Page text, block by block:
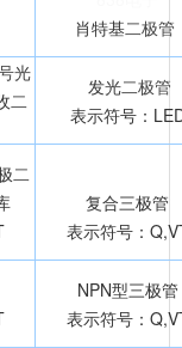
肖特基二极管
光
二
发光二极管
表示符号：
二
复合三极管
表示符号：
NPN型三极管
表示符号：